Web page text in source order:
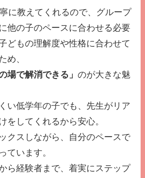
に教えてくれるので、グループ
他の子のペースに合わせる必要
どもの理解度や性格に合わせて
め、
場で解消できる」のが大きな魅
い低学年の子でも、先生がリア
をしてくれるから安心。
クスしながら、自分のペースで
ています。
ら経験者まで、着実にステップ